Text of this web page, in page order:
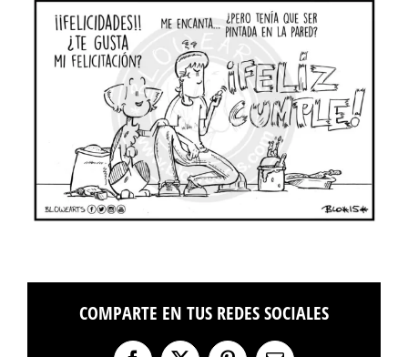
COMPARTE EN TUS REDES SOCIALES